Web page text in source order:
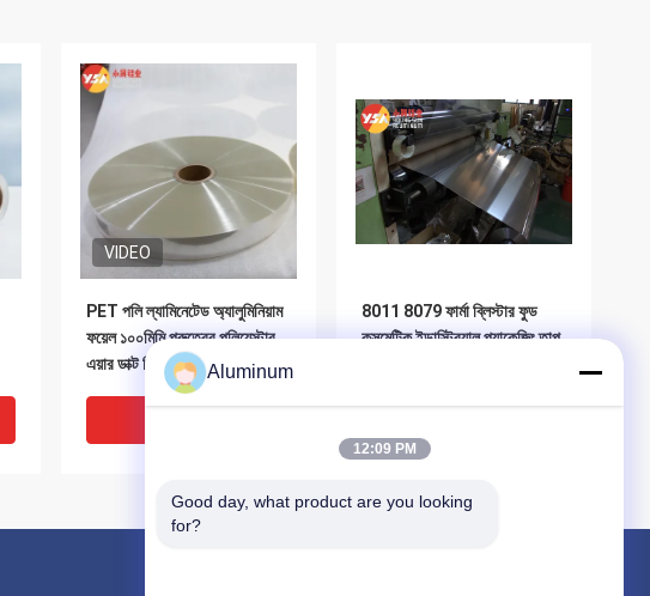
VIDEO
PET পলি ল্যামিনেটেড অ্যালুমিনিয়াম
ফয়েল ১০০মিমি পুরুত্বের পলিয়েস্টার
এয়ার ডাক্ট ফিল্ম
8011 8079 ফার্মা ব্লিস্টার ফুড
কসমেটিক ইন্ডাস্ট্রিয়াল প্যাকেজিং তাপ
Aluminum
12:09 PM
Good day, what product are you looking
for?